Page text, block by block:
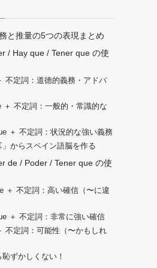
と推量の5つの表現まとめ
/ Hay que / Tener que の使
不定詞：道徳的義務・アドバ
＋ 不定詞：一般的・常識的な
＋ 不定詞：状況的な強い義務
」からスペイン語脳を作る
de / Poder / Tener que の使
＋ 不定詞：高い確信（〜に違
＋ 不定詞：非常に強い確信
不定詞：可能性（〜かもしれ
ずかしくない！